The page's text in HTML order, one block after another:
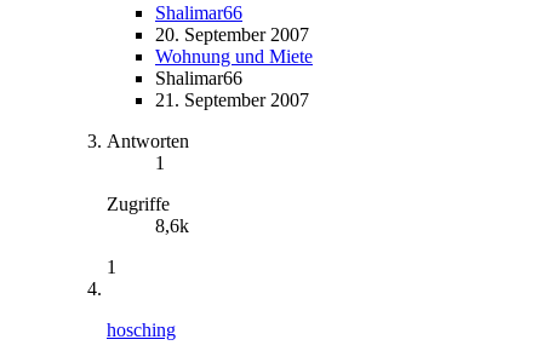
Shalimar66
20. September 2007
Wohnung und Miete
Shalimar66
21. September 2007
Antworten
1
Zugriffe
8,6k
1
hosching